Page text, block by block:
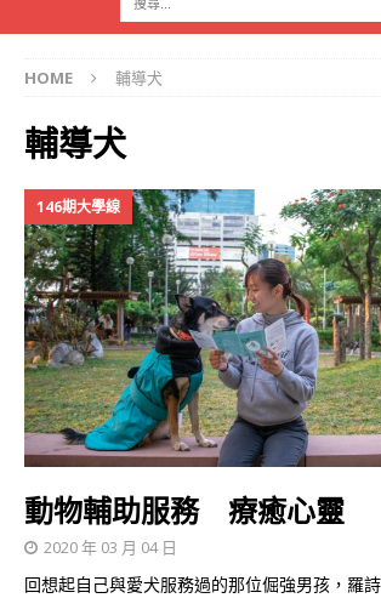
HOME 輔導犬
輔導犬
146期大學線
動物輔助服務 療癒心靈
2020 年 03 月 04 日
回想起自己與愛犬服務過的那位倔強男孩，羅